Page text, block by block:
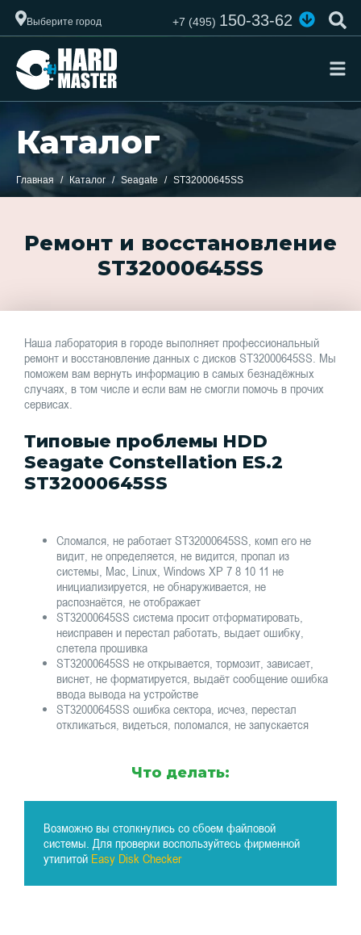
Выберите город +7 (495)150-33-62
Каталог
Главная Каталог Seagate ST32000645SS
Ремонт и восстановление
ST32000645SS
Наша лаборатория в городе выполняет профессиональный
ремонт и восстановление данных с дисков ST32000645SS. Мы
поможем вам вернуть информацию в самых безнадёжных
случаях, в том числе и если вам не смогли помочь в прочих
сервисах.
Типовые проблемы HDD
Seagate Constellation ES.2
ST32000645SS
Сломался, не работает ST32000645SS, комп его не
видит, не определяется, не видится, пропал из
системы, Mac, Linux, Windows XP 7 8 10 11 не
инициализируется, не обнаруживается, не
распознаётся, не отображает
ST32000645SS система просит отформатировать,
неисправен и перестал работать, выдает ошибку,
слетела прошивка
ST32000645SS не открывается, тормозит, зависает,
виснет, не форматируется, выдаёт сообщение ошибка
ввода вывода на устройстве
ST32000645SS ошибка сектора, исчез, перестал
откликаться, видеться, поломался, не запускается
Что делать:
Возможно вы столкнулись со сбоем файловой
системы. Для проверки воспользуйтесь фирменной
утилитой Easy Disk Checker